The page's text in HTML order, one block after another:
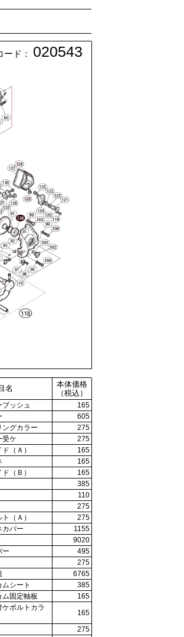
ード： 020543
名
本体価格
（税込）
ブッシュ
165
605
ングカラー
275
受ケ
275
（Ａ）
165
165
（Ｂ）
165
385
110
275
（Ａ）
275
カバー
1155
9020
ー
495
275
6765
シート
385
ム固定軸板
165
ボルトカラ
165
275